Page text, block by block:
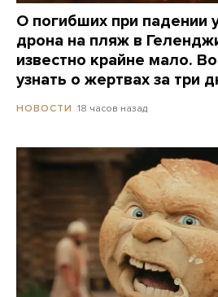
О погибших при падении
дрона на пляж в
известно крайне мало.
узнать о жертвах за три
НОВОСТИ 18 часов назад